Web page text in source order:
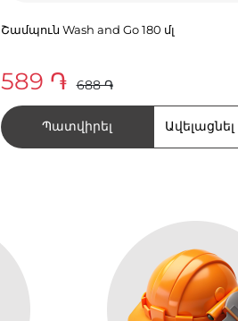
Շամպուն Wash and Go 180 մլ
589 ֏ 688 ֏
Պատվիրել Ավելացնել